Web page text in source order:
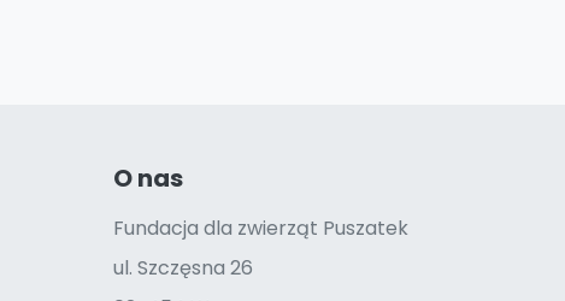
O nas
Fundacja dla zwierząt Puszatek
ul. Szczęsna 26